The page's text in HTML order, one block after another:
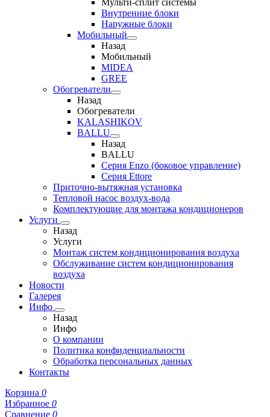
Мульти-сплит системы
Внутренние блоки
Наружные блоки
Мобильный
Назад
Мобильный
MIDEA
GREE
Обогреватели
Назад
Обогреватели
KALASHIKOV
BALLU
Назад
BALLU
Серия Enzo (боковое управление)
Серия Ettore
Приточно-вытяжная установка
Тепловой насос воздух-вода
Комплектующие для монтажа кондиционеров
Услуги
Назад
Услуги
Монтаж систем кондиционирования воздуха
Обслуживание систем кондиционирования
воздуха
Новости
Галерея
Инфо
Назад
Инфо
О компании
Политика конфиденциальности
Обработка персональных данных
Контакты
Корзина 0
Избранное 0
Сравнение 0